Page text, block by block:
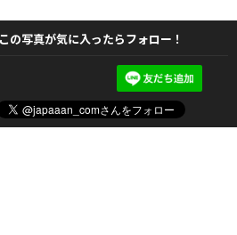
この写真が気に入ったらフォロー！